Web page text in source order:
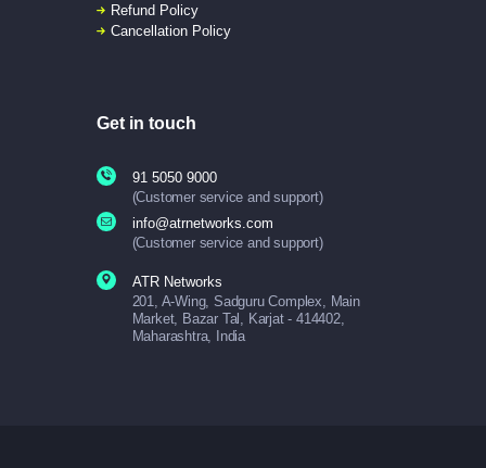
Refund Policy
Cancellation Policy
Get in touch
91 5050 9000
(Customer service and support)
info@atrnetworks.com
(Customer service and support)
ATR Networks
201, A-Wing, Sadguru Complex, Main
Market, Bazar Tal, Karjat - 414402,
Maharashtra, India